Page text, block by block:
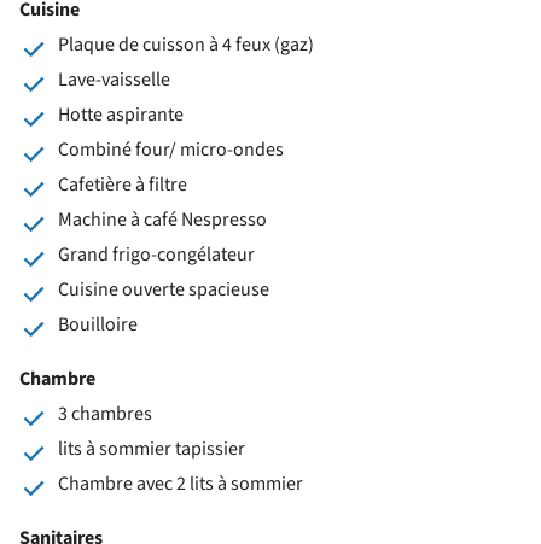
Cuisine
Plaque de cuisson à 4 feux (gaz)
Lave-vaisselle
Hotte aspirante
Combiné four/ micro-ondes
Cafetière à filtre
Machine à café Nespresso
Grand frigo-congélateur
Cuisine ouverte spacieuse
Bouilloire
Chambre
3 chambres
lits à sommier tapissier
Chambre avec 2 lits à sommier
Sanitaires